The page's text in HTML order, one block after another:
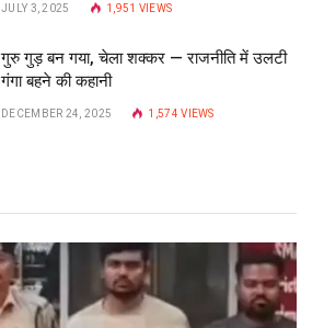
JULY 3, 2025 1,951 VIEWS
गुरु गुड़ बन गया, चेला शक्कर — राजनीति में उलटी
गंगा बहने की कहानी
DECEMBER 24, 2025 1,574VIEWS